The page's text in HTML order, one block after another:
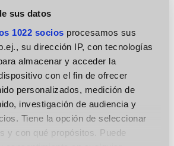
sus datos
1022 socios procesamos sus
su dirección IP, con tecnologías
almacenar y acceder la
con el fin de ofrecer
personalizados, medición de
investigación de audiencia y
Tiene la opción de seleccionar
y con qué propósitos. Puede
por las condiciones por
ocultas. Esto hace que el
más consciente y exigente
financieros y
ha sido el aumento del